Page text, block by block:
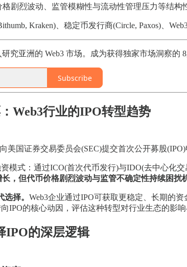
剧烈波动、监管模糊性与流动性管理压力等结构
Kraken)、稳定币发行商(Circle, Paxos)、
研究亚洲的 Web3 市场。成为获得独家市场洞察的
Subscribe
Web3行业的IPO转型趋势
美国证券交易委员会(SEC)提交首次公开募股
模式：通过ICO(首次代币发行)与IDO(去中心化
，但代币价格剧烈波动与监管不确定性持续困扰
择。 Web3企业通过IPO可获取更稳定、长期的
IPO的核心动因，评估这种转型对行业生态的影响
IPO的深层逻辑